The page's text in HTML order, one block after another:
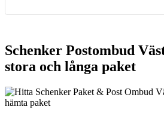
Schenker Postombud
stora och långa paket